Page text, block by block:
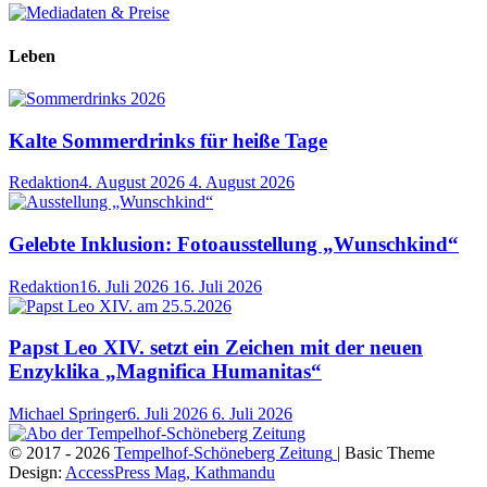
Leben
Kalte Sommerdrinks für heiße Tage
Redaktion4. August 2026 4. August 2026
Gelebte Inklusion: Fotoausstellung „Wunschkind“
Redaktion16. Juli 2026 16. Juli 2026
Papst Leo XIV. setzt ein Zeichen mit der neuen
Enzyklika „Magnifica Humanitas“
Michael Springer6. Juli 2026 6. Juli 2026
© 2017 - 2026 Tempelhof-Schöneberg Zeitung | Basic Theme
Design: AccessPress Mag, Kathmandu